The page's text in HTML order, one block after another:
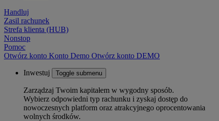
Handluj
Zasil rachunek
Strefa klienta (HUB)
Nonstop
Pomoc
Otwórz konto Konto Demo Otwórz konto DEMO
Inwestuj Toggle submenu
Zarządzaj Twoim kapitałem w wygodny sposób.
Wybierz odpowiedni typ rachunku i zyskaj dostęp do
nowoczesnych platform oraz atrakcyjnego oprocentowania
wolnych środków.